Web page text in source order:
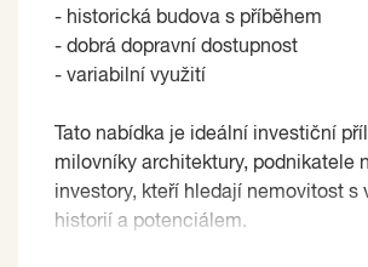
- historická budova s příběhem
- dobrá dopravní dostupnost
- variabilní využití
Tato nabídka je ideální investiční
milovníky architektury, podnikatele
investory, kteří hledají nemovitost s
historií a potenciálem.